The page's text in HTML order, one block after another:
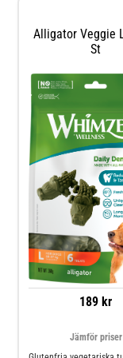
Alligator Veggie
St
189 kr
Jämför priser